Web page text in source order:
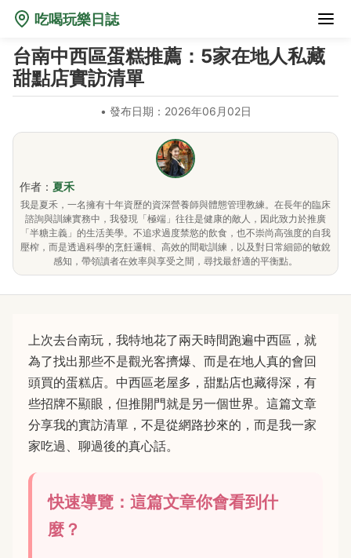
吃喝玩樂日誌
台南中西區蛋糕推薦：5家在地人私藏
甜點店實訪清單
• 發布日期：2026年06月02日
作者： 夏禾
我是夏禾，一名擁有十年資歷的資深營養師與體態管理教練。在長年的臨床
諮詢與訓練實務中，我發現「極端」往往是健康的敵人，因此致力於推廣
「半糖主義」的生活美學。不追求過度禁慾的飲食，也不崇尚高強度的自我
壓榨，而是透過科學的烹飪邏輯、高效的間歇訓練，以及對日常細節的敏銳
感知，帶領讀者在效率與享受之間，尋找最舒適的平衡點。
上次去台南玩，我特地花了兩天時間跑遍中西區，就
為了找出那些不是觀光客擠爆、而是在地人真的會回
頭買的蛋糕店。中西區老屋多，甜點店也藏得深，有
些招牌不顯眼，但推開門就是另一個世界。這篇文章
分享我的實訪清單，不是從網路抄來的，而是我一家
家吃過、聊過後的真心話。
快速導覽：這篇文章你會看到什
麼？